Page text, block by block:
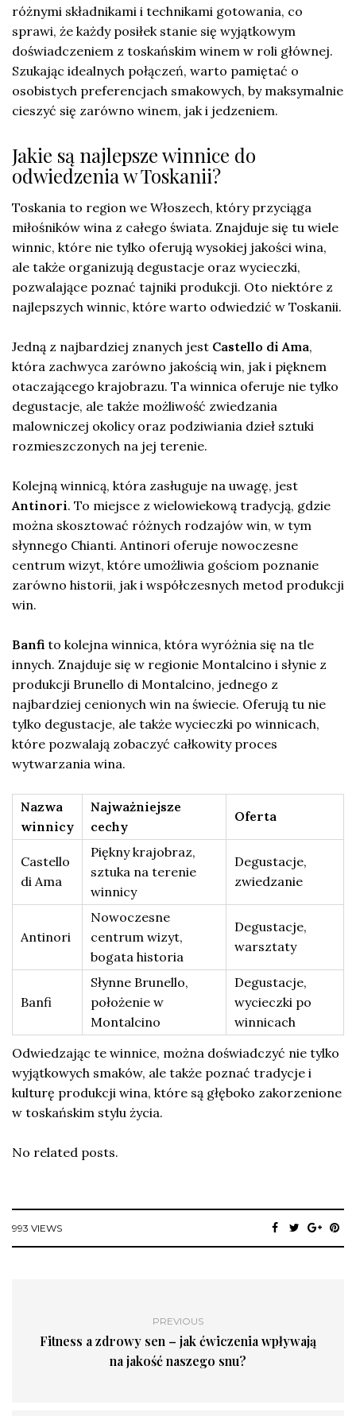
różnymi składnikami i technikami gotowania, co
sprawi, że każdy posiłek stanie się wyjątkowym
doświadczeniem z toskańskim winem w roli głównej.
Szukając idealnych połączeń, warto pamiętać o
osobistych preferencjach smakowych, by maksymalnie
cieszyć się zarówno winem, jak i jedzeniem.
Jakie są najlepsze winnice do
odwiedzenia w Toskanii?
Toskania to region we Włoszech, który przyciąga
miłośników wina z całego świata. Znajduje się tu wiele
winnic, które nie tylko oferują wysokiej jakości wina,
ale także organizują degustacje oraz wycieczki,
pozwalające poznać tajniki produkcji. Oto niektóre z
najlepszych winnic, które warto odwiedzić w Toskanii.
Jedną z najbardziej znanych jest Castello di Ama,
która zachwyca zarówno jakością win, jak i pięknem
otaczającego krajobrazu. Ta winnica oferuje nie tylko
degustacje, ale także możliwość zwiedzania
malowniczej okolicy oraz podziwiania dzieł sztuki
rozmieszczonych na jej terenie.
Kolejną winnicą, która zasługuje na uwagę, jest
Antinori. To miejsce z wielowiekową tradycją, gdzie
można skosztować różnych rodzajów win, w tym
słynnego Chianti. Antinori oferuje nowoczesne
centrum wizyt, które umożliwia gościom poznanie
zarówno historii, jak i współczesnych metod produkcji
win.
Banfi to kolejna winnica, która wyróżnia się na tle
innych. Znajduje się w regionie Montalcino i słynie z
produkcji Brunello di Montalcino, jednego z
najbardziej cenionych win na świecie. Oferują tu nie
tylko degustacje, ale także wycieczki po winnicach,
które pozwalają zobaczyć całkowity proces
wytwarzania wina.
Nazwa
winnicy
Najważniejsze
cechy
Oferta
Castello
di Ama
Piękny krajobraz,
sztuka na terenie
winnicy
Degustacje,
zwiedzanie
Antinori
Nowoczesne
centrum wizyt,
bogata historia
Degustacje,
warsztaty
Banfi
Słynne Brunello,
położenie w
Montalcino
Degustacje,
wycieczki po
winnicach
Odwiedzając te winnice, można doświadczyć nie tylko
wyjątkowych smaków, ale także poznać tradycje i
kulturę produkcji wina, które są głęboko zakorzenione
w toskańskim stylu życia.
No related posts.
993 VIEWS
PREVIOUS
Fitness a zdrowy sen – jak ćwiczenia wpływają
na jakość naszego snu?